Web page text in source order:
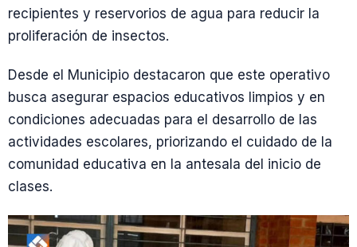
recipientes y reservorios de agua para reducir la
proliferación de insectos.
Desde el Municipio destacaron que este operativo
busca asegurar espacios educativos limpios y en
condiciones adecuadas para el desarrollo de las
actividades escolares, priorizando el cuidado de la
comunidad educativa en la antesala del inicio de
clases.